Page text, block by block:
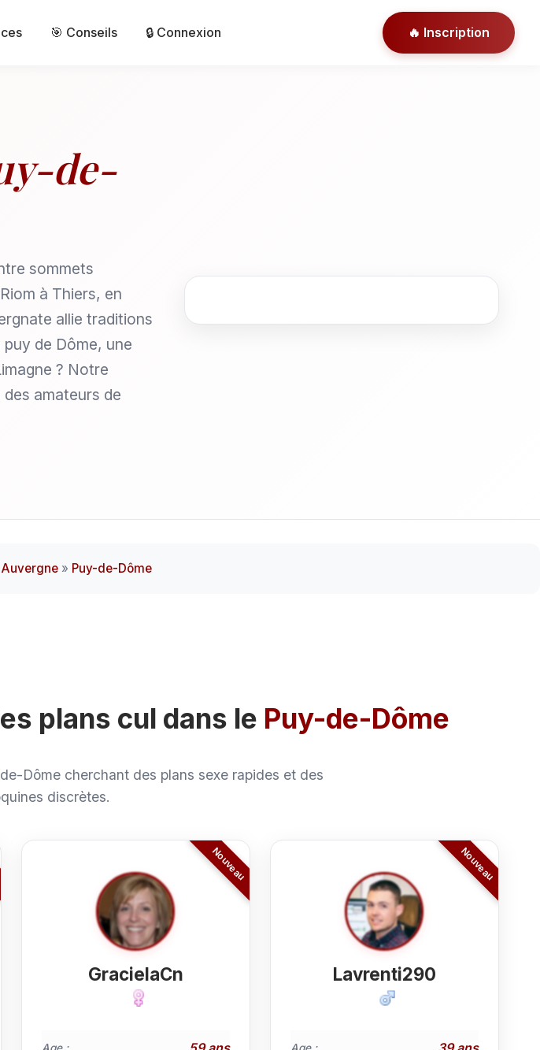
🎯 Conseils 🔒 Connexion 🔥 Inscription
de-
sommets
à Thiers, en
allie traditions
de Dôme, une
? Notre
amateurs de
Auvergne » Puy-de-Dôme
plans cul dans le Puy-de-Dôme
Dôme cherchant des plans sexe rapides et des
discrètes.
GracielaCn Lavrenti290